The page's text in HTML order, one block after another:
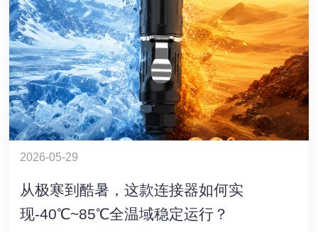
2026-05-29
从极寒到酷暑，这款连接器如何实
现-40℃~85℃全温域稳定运行？